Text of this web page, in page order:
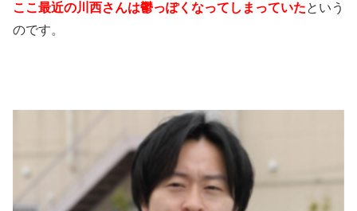
ここ最近の川西さんは鬱っぽくなってしまっていたという
のです。